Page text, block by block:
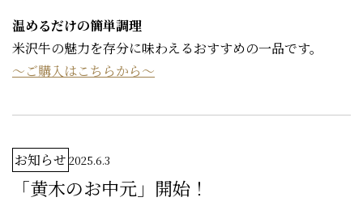
温めるだけの簡単調理
米沢牛の魅力を存分に味わえるおすすめの一品です。
～ご購入はこちらから～
お知らせ 2025.6.3
「黄木のお中元」開始！